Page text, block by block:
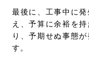
最後に、工事中に
え、予算に余裕を
り、予期せぬ事態
す。